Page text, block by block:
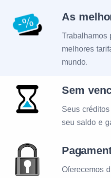
As
Trabalhamos
melhores
mundo.
Sem
Seus
seu saldo e
Oferecemos